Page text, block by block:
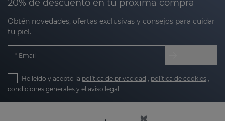
20% de descuento en tu próxima compra
Obtén novedades, ofertas exclusivas y consejos para cuidar
tu piel.
Email
He leído y acepto la política de privacidad política de cookies
condiciones generales y el aviso legal